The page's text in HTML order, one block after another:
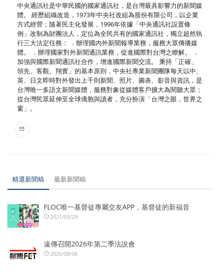
中央通訊社是中華民國的國家通訊社，是台灣最具影響力的新聞媒
體。 經歷組織改造，1973年中央社改組為股份有限公司，以企業
方式經營；隨著民主化發展，1996年依據「中央通訊社設置條
例」改制為財團法人，定位為全民共有的國家通訊社，獨立超然執
行三大法定任務： ．辦理國內外新聞報導業務，服務大眾傳播媒
體。 ．辦理國家對外新聞通訊業務，促進國際對台灣之瞭解。 ．
加強與國際新聞通訊社合作，增進國際新聞交流。 秉持「正確、
領先、客觀、翔實」的基本原則，中央社專業新聞團隊每天以中、
英、日文即時對外發出上千則新聞、照片、圖表、影音與資訊，是
台灣唯一多語文新聞媒體，服務對象從媒體客戶擴大為閱聽大眾；
從台灣民眾延伸至全球僑胞與讀者，充分扮演「台灣之眼，世界之
窗」。
精選新聞稿 最新新聞稿
FLOC唯一基督徒專屬交友APP，基督徒的新福音
2021/03/29
遠傳召開2026年第二季法說會
2026/08/06